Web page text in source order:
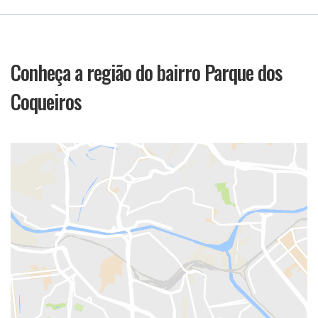
Conheça a região do bairro Parque dos
Coqueiros